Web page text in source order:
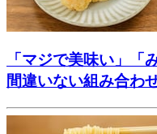
「マジで美味い」「
間違いない組み合わ